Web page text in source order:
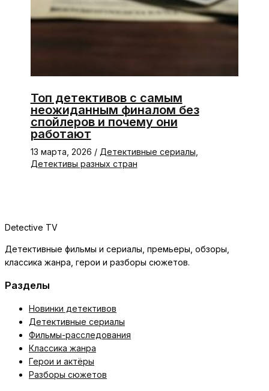
Топ детективов с самым
неожиданным финалом без
спойлеров и почему они
работают
13 марта, 2026 / Детективные сериалы
Детективы разных стран
Detective TV
Детективные фильмы и сериалы, премьеры, обзоры,
классика жанра, герои и разборы сюжетов.
Разделы
Новинки детективов
Детективные сериалы
Фильмы-расследования
Классика жанра
Герои и актёры
Разборы сюжетов